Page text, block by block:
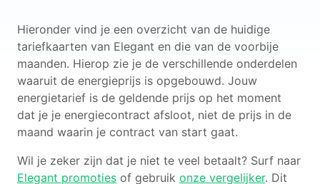
Hieronder vind je een overzicht van de huidige
tariefkaarten van Elegant en die van de voorbije
maanden. Hierop zie je de verschillende onderdelen
waaruit de energieprijs is opgebouwd. Jouw
energietarief is de geldende prijs op het moment
dat je je energiecontract afsloot, niet de prijs in de
maand waarin je contract van start gaat.
Wil je zeker zijn dat je niet te veel betaalt? Surf naar
Elegant promoties of gebruik onze vergelijker. Dit